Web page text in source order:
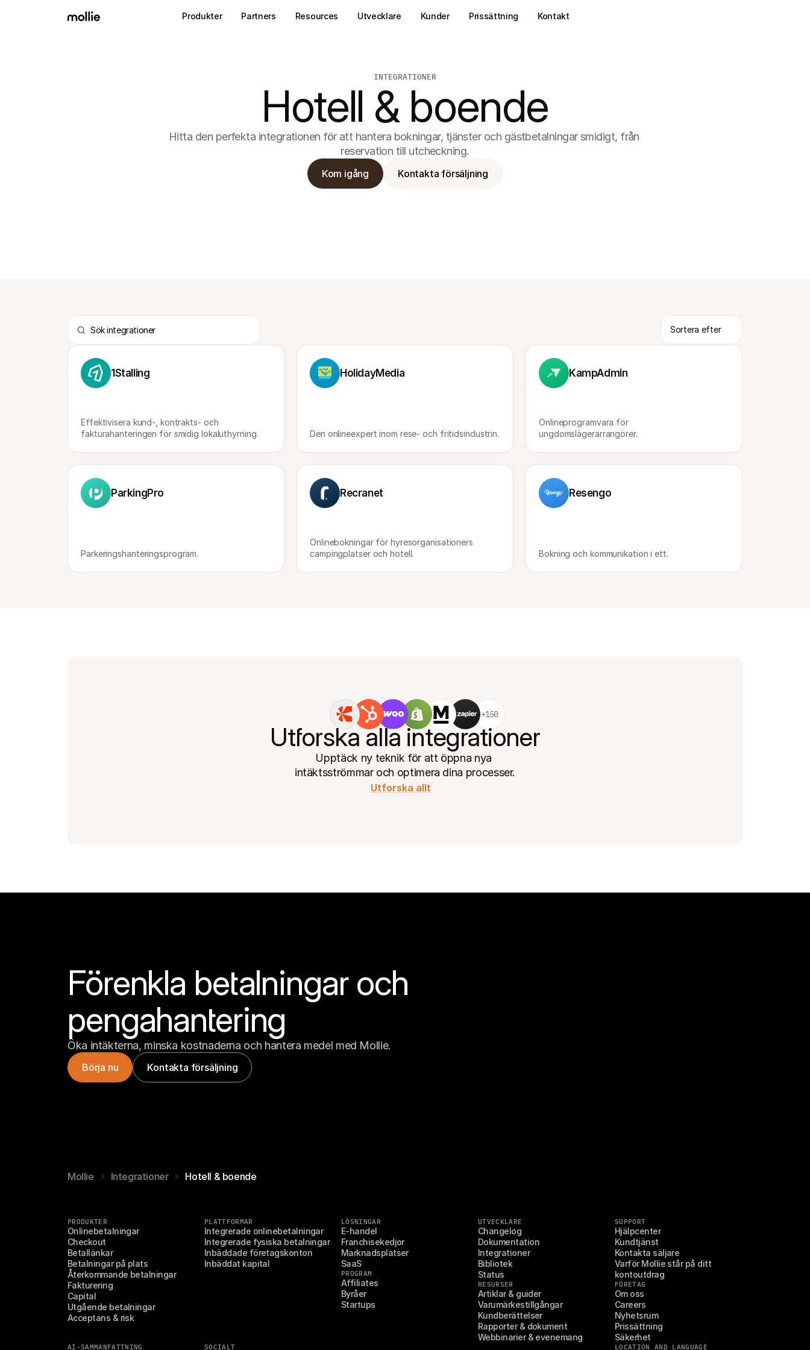
INTEGRATIONER
Hotell & boende
Hitta den perfekta integrationen för att hantera bokningar, tjänster och gästbetalningar smidigt, från
reservation till utcheckning.
Kom igång Kontakta försäljning
1Stalling
Effektivisera kund-, kontrakts- och
fakturahanteringen för smidig lokaluthyrning.
HolidayMedia
Den onlineexpert inom rese- och fritidsindustrin.
KampAdmin
Onlineprogramvara för
ungdomslägerarrangörer.
ParkingPro
Parkeringshanteringsprogram.
Recranet
Onlinebokningar för hyresorganisationers
campingplatser och hotell.
Resengo
Bokning och kommunikation i ett.
+150
Utforska alla integrationer
Upptäck ny teknik för att öppna nya
intäktsströmmar och optimera dina processer.
Utforska allt
Förenkla betalningar och
pengahantering
Öka intäkterna, minska kostnaderna och hantera medel med Mollie.
Börja nu Kontakta försäljning
Mollie Integrationer Hotell & boende
Produkter Partners Resources Utvecklare Kunder Prissättning Kontakt
PRODUKTER
Onlinebetalningar
Checkout
Betallänkar
Betalningar på plats
Återkommande betalningar
Fakturering
Capital
Utgående betalningar
Acceptans & risk
PLATTFORMAR
Integrerade onlinebetalningar
Integrerade fysiska betalningar
Inbäddade företagskonton
Inbäddat kapital
LÖSNINGAR
E-handel
Franchisekedjor
Marknadsplatser
SaaS
PROGRAM
Affiliates
Byråer
Startups
UTVECKLARE
Changelog
Dokumentation
Integrationer
Bibliotek
Status
RESURSER
Artiklar & guider
Varumärkestillgångar
Kundberättelser
Rapporter & dokument
Webbinarier & evenemang
SUPPORT
Hjälpcenter
Kundtjänst
Kontakta säljare
Varför Mollie står på ditt
kontoutdrag
FÖRETAG
Om oss
Careers
Nyhetsrum
Prissättning
Säkerhet
AI-SAMMANFATTNING SOCIALT LOCATION AND LANGUAGE